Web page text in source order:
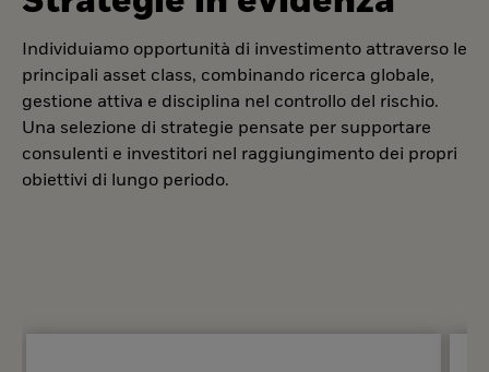
Individuiamo opportunità di investimento attraverso le
principali asset class, combinando ricerca globale,
gestione attiva e disciplina nel controllo del rischio.
Una selezione di strategie pensate per supportare
consulenti e investitori nel raggiungimento dei propri
obiettivi di lungo periodo.